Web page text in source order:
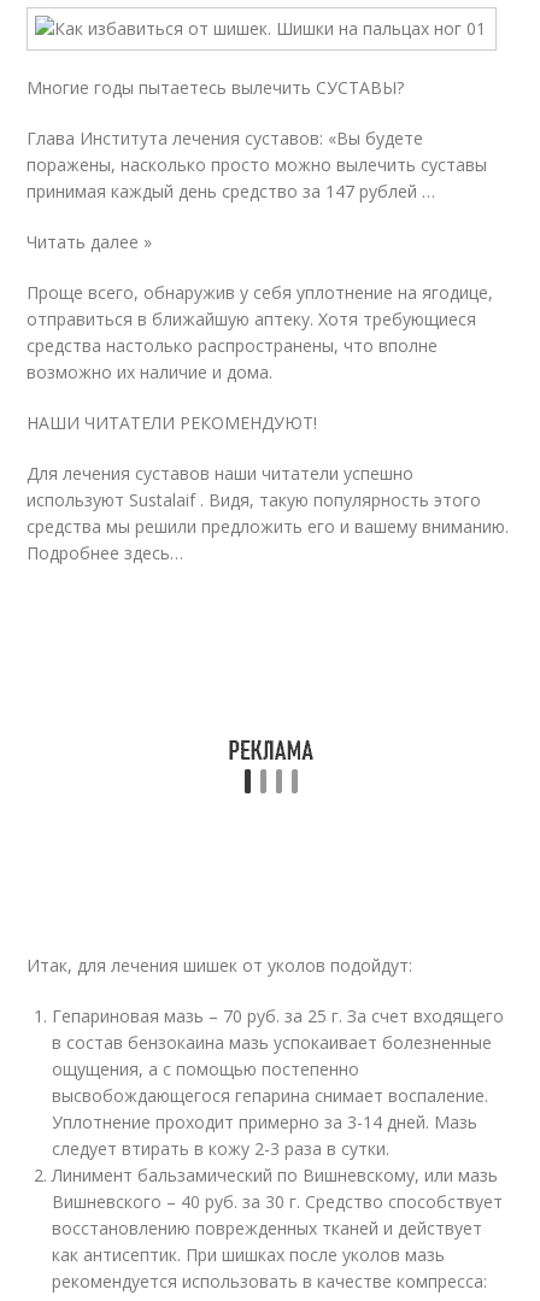
Многие годы пытаетесь вылечить СУСТАВЫ?
Глава Института лечения суставов: «Вы будете
поражены, насколько просто можно вылечить суставы
принимая каждый день средство за 147 рублей …
Читать далее »
Проще всего, обнаружив у себя уплотнение на ягодице,
отправиться в ближайшую аптеку. Хотя требующиеся
средства настолько распространены, что вполне
возможно их наличие и дома.
НАШИ ЧИТАТЕЛИ РЕКОМЕНДУЮТ!
Для лечения суставов наши читатели успешно
используют Sustalaif . Видя, такую популярность этого
средства мы решили предложить его и вашему вниманию.
Подробнее здесь…
Итак, для лечения шишек от уколов подойдут:
Гепариновая мазь – 70 руб. за 25 г. За счет входящего
в состав бензокаина мазь успокаивает болезненные
ощущения, а с помощью постепенно
высвобождающегося гепарина снимает воспаление.
Уплотнение проходит примерно за 3-14 дней. Мазь
следует втирать в кожу 2-3 раза в сутки.
Линимент бальзамический по Вишневскому, или мазь
Вишневского – 40 руб. за 30 г. Средство способствует
восстановлению поврежденных тканей и действует
как антисептик. При шишках после уколов мазь
рекомендуется использовать в качестве компресса: